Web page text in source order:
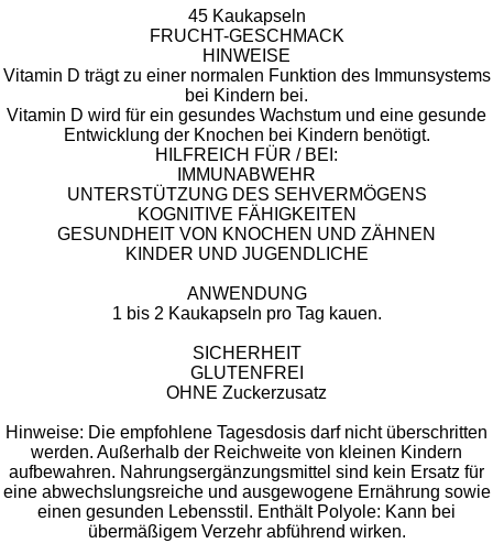
45 Kaukapseln
FRUCHT-GESCHMACK
HINWEISE
​Vitamin D trägt zu einer normalen Funktion des Immunsystems
bei Kindern bei.
Vitamin D wird für ein gesundes Wachstum und eine gesunde
Entwicklung der Knochen bei Kindern benötigt.
HILFREICH FÜR / BEI:
IMMUNABWEHR
UNTERSTÜTZUNG DES SEHVERMÖGENS
KOGNITIVE FÄHIGKEITEN
GESUNDHEIT VON KNOCHEN UND ZÄHNEN
KINDER UND JUGENDLICHE
ANWENDUNG
1 bis 2 Kaukapseln pro Tag kauen.
SICHERHEIT
​GLUTENFREI
OHNE Zuckerzusatz
Hinweise: Die empfohlene Tagesdosis darf nicht überschritten
werden. Außerhalb der Reichweite von kleinen Kindern
aufbewahren. Nahrungsergänzungsmittel sind kein Ersatz für
eine abwechslungsreiche und ausgewogene Ernährung sowie
einen gesunden Lebensstil. Enthält Polyole: Kann bei
übermäßigem Verzehr abführend wirken.